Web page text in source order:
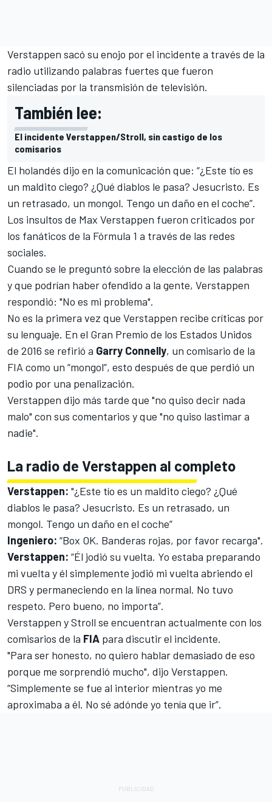
Verstappen sacó su enojo por el incidente a través de la
radio utilizando palabras fuertes que fueron
silenciadas por la transmisión de televisión.
También lee:
El incidente Verstappen/Stroll, sin castigo de los
comisarios
El holandés dijo en la comunicación que: “¿Este tío es
un maldito ciego? ¿Qué diablos le pasa? Jesucristo. Es
un retrasado, un mongol. Tengo un daño en el coche”.
Los insultos de Max Verstappen fueron criticados por
los fanáticos de la Fórmula 1 a través de las redes
sociales.
Cuando se le preguntó sobre la elección de las palabras
y que podrían haber ofendido a la gente, Verstappen
respondió: "No es mi problema".
No es la primera vez que Verstappen recibe críticas por
su lenguaje. En el Gran Premio de los Estados Unidos
de 2016 se refirió a Garry Connelly, un comisario de la
FIA como un “mongol”, esto después de que perdió un
podio por una penalización.
Verstappen dijo más tarde que "no quiso decir nada
malo" con sus comentarios y que "no quiso lastimar a
nadie".
La radio de Verstappen al completo
Verstappen: "¿Este tío es un maldito ciego? ¿Qué
diablos le pasa? Jesucristo. Es un retrasado, un
mongol. Tengo un daño en el coche”
Ingeniero: “Box OK. Banderas rojas, por favor recarga".
Verstappen: “Él jodió su vuelta. Yo estaba preparando
mi vuelta y él simplemente jodió mi vuelta abriendo el
DRS y permaneciendo en la línea normal. No tuvo
respeto. Pero bueno, no importa”.
Verstappen y Stroll se encuentran actualmente con los
comisarios de la FIA para discutir el incidente.
"Para ser honesto, no quiero hablar demasiado de eso
porque me sorprendió mucho", dijo Verstappen.
“Simplemente se fue al interior mientras yo me
aproximaba a él. No sé adónde yo tenía que ir”.